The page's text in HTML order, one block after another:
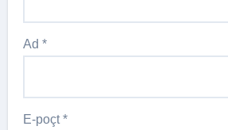
Ad*
E-poçt*